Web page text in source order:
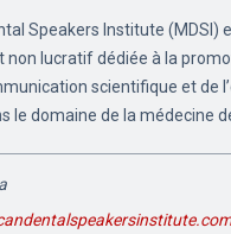
Speakers Institute (MDSI)
non lucratif dédiée à la
scientifique et de
le domaine de la médecine